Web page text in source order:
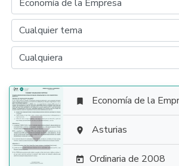

 Economía de la
 Asturias
 Ordinaria de 2008